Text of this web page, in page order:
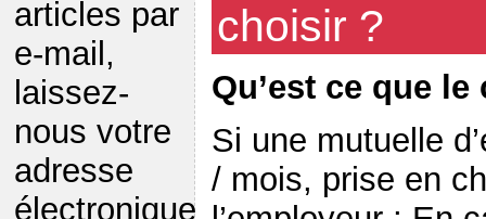
articles par
e-mail,
laissez-
nous votre
adresse
électronique
choisir ?
Qu’est ce que
Si une mutuelle
/ mois, prise en